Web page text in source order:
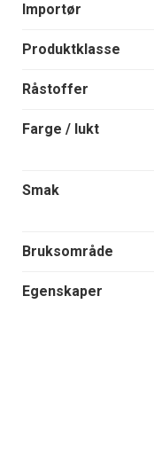
Importør
Produktklasse
Råstoffer
Farge / lukt
Smak
Bruksområde
Egenskaper